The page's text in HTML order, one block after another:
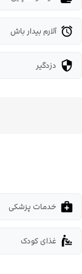
alarm آلارم بیدار باش
security دزدگیر
medical_services خدمات پزشکی
baby_changing_station غذای کودک